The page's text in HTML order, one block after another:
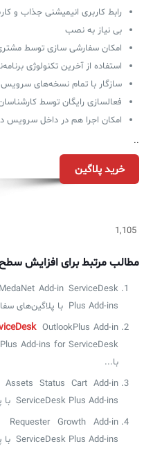
رابط کاربری انیمیشنی جذاب و
بی نیاز به نصب
امکان سفارشی سازی توسط
استفاده از آخرین تکنولوژی
سازگار با تمام نسخه‌های
فعالسازی رایگان توسط
امکان اجرا هم در داخل سرویس
..
خرید پلاگین
1,105
مطالب مرتبط برای افزایش
MedaNet Add-in ServiceDesk
Plus Add-ins با پلاگین‌های سفارشی مدانت، سرویس...
OutlookPlus Add-in
با...
Assets Status Cart Add-in
ServiceDesk Plus Add-ins با پلاگین‌های سفارشی...
Requester Growth Add-in
ServiceDesk Plus Add-ins با پلاگین‌های سفارشی مدانت،...